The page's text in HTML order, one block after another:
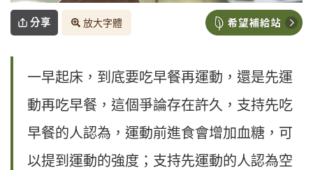
分享 放大字體
一早起床，到底要吃早餐再運動，還是先運
動再吃早餐，這個爭論存在許久，支持先吃
早餐的人認為，運動前進食會增加血糖，可
以提到運動的強度；支持先運動的人認為空